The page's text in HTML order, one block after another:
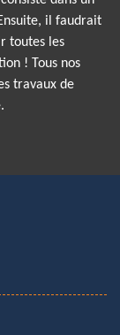
il faudrait
toutes les
! Tous nos
travaux de